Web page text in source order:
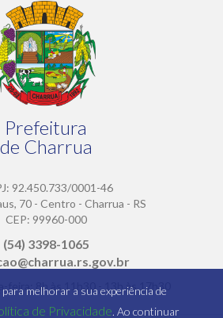
melhorar a sua experiência de
de Privacidade. Ao continuar
Prefeitura
de Charrua
92.450.733/0001-46
70 - Centro - Charrua - RS
CEP: 99960-000
(54) 3398-1065
feira: 8h às 11h30 - 13h às 17h30